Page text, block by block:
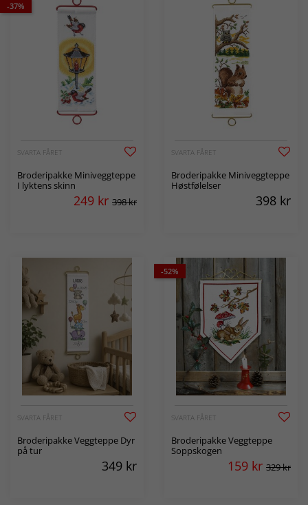
-37%
SVARTA FÅRET
Broderipakke Miniveggteppe
I lyktens skinn
249 kr 398 kr
SVARTA FÅRET
Broderipakke Miniveggteppe
Høstfølelser
398 kr
SVARTA FÅRET
Broderipakke Veggteppe Dyr
på tur
349 kr
-52%
SVARTA FÅRET
Broderipakke Veggteppe
Soppskogen
159 kr 329 kr